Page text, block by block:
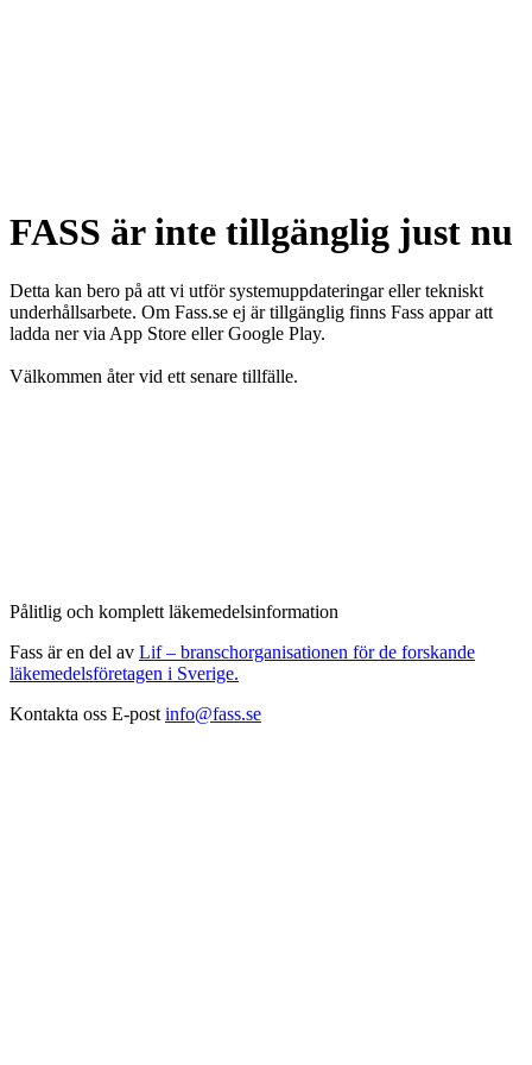
FASS är inte tillgänglig just nu
Detta kan bero på att vi utför systemuppdateringar eller tekniskt
underhållsarbete. Om Fass.se ej är tillgänglig finns Fass appar att
ladda ner via App Store eller Google Play.
Välkommen åter vid ett senare tillfälle.
Pålitlig och komplett läkemedelsinformation
Fass är en del av Lif – branschorganisationen för de forskande
läkemedelsföretagen i Sverige.
Kontakta oss E-post info@fass.se